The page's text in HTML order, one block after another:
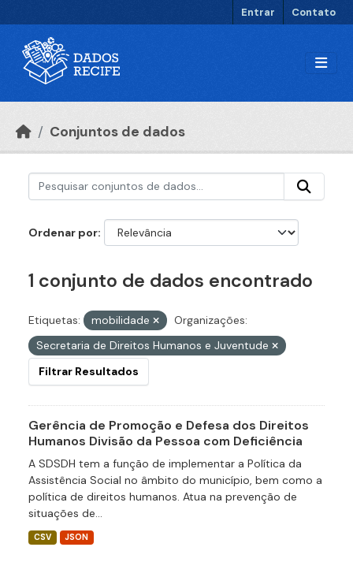
Entrar Contato
Conjuntos de dados
Ordenar por
1 conjunto de dados encontrado
Etiquetas: mobilidade
Organizações:
Secretaria de Direitos Humanos e Juventude
Filtrar Resultados
Gerência de Promoção e Defesa dos Direitos
Humanos Divisão da Pessoa com Deficiência
A SDSDH tem a função de implementar a Política da
Assistência Social no âmbito do município, bem como a
política de direitos humanos. Atua na prevenção de
situações de...
CSV JSON